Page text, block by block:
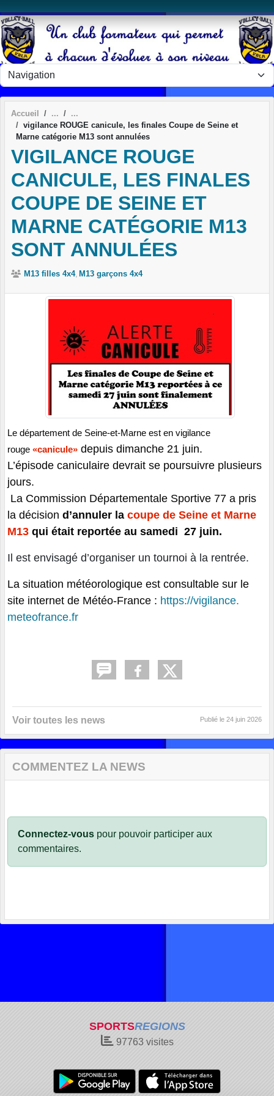
Accueil
vigilance ROUGE canicule, les finales Coupe de Seine et
Marne catégorie M13 sont annulées
VIGILANCE ROUGE
CANICULE, LES FINALES
COUPE DE SEINE ET
MARNE CATÉGORIE M13
SONT ANNULÉES
M13 filles 4x4 M13 garçons 4x4
Le département de Seine-et-Marne est en vigilance
rouge «canicule» depuis dimanche 21 juin.
L’épisode caniculaire devrait se poursuivre plusieurs
jours.
La Commission Départementale Sportive 77 a pris
la décision d’annuler a coupe de Seine et Marne
M13 qui était reportée au samedi 27 juin.
Il est envisagé d’organiser un tournoi à la rentrée.
La situation météorologique est consultable sur le
site internet de Météo-France : https://vigilance.
meteofrance.fr
Voir toutes les news Publié le 24 juin 2026
COMMENTEZ LA NEWS
Connectez-vous pour pouvoir participer aux
commentaires.
SPORTSREGIONS
97763visites